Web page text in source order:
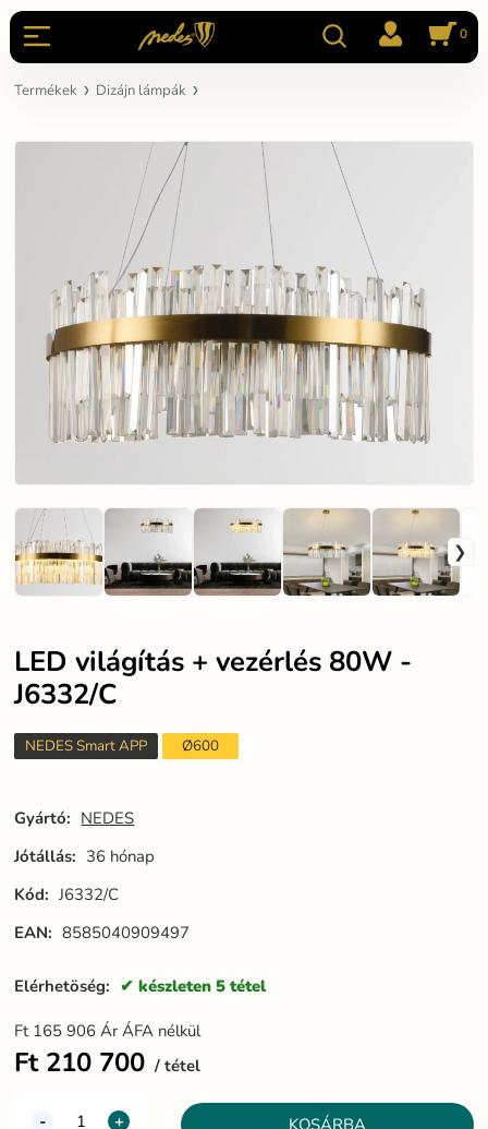
0
Termékek Dizájn lámpák
LED világítás + vezérlés 80W -
J6332/C
NEDES Smart APP Ø600
Gyártó: NEDES
Jótállás: 36 hónap
Kód: J6332/C
EAN: 8585040909497
Elérhetöség: készleten 5 tétel
Ft 165 906 Ár ÁFA nélkül
Ft 210 700 tétel